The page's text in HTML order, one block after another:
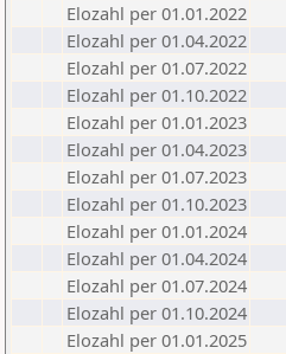
Elozahl per 01.01.2022
Elozahl per 01.04.2022
Elozahl per 01.07.2022
Elozahl per 01.10.2022
Elozahl per 01.01.2023
Elozahl per 01.04.2023
Elozahl per 01.07.2023
Elozahl per 01.10.2023
Elozahl per 01.01.2024
Elozahl per 01.04.2024
Elozahl per 01.07.2024
Elozahl per 01.10.2024
Elozahl per 01.01.2025